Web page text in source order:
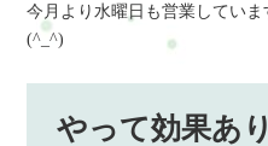
今月より水曜日も営業してい
(^_^)
やって効果あ